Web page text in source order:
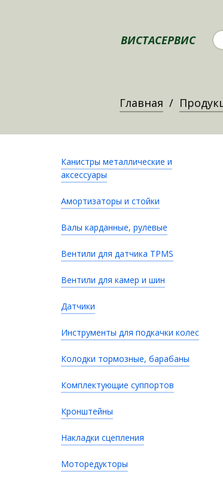
ВИСТАСЕРВИС
Главная
Канистры металлические и
аксессуары
Амортизаторы и стойки
Валы карданные, рулевые
Вентили для датчика TPMS
Вентили для камер и шин
Датчики
Инструменты для подкачки колес
Колодки тормозные, барабаны
Комплектующие суппортов
Кронштейны
Накладки сцепления
Моторедукторы